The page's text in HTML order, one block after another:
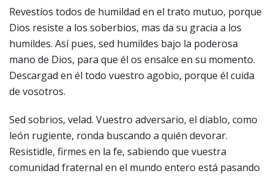
Revestíos todos de humildad en el trato mutuo, porque
Dios resiste a los soberbios, mas da su gracia a los
humildes. Así pues, sed humildes bajo la poderosa
mano de Dios, para que él os ensalce en su momento.
Descargad en él todo vuestro agobio, porque él cuida
de vosotros.
Sed sobrios, velad. Vuestro adversario, el diablo, como
león rugiente, ronda buscando a quién devorar.
Resistidle, firmes en la fe, sabiendo que vuestra
comunidad fraternal en el mundo entero está pasando